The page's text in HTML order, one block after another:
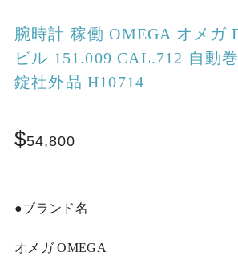
腕時計 稼働 OMEGA オメガ
ビル 151.009 CAL.712 自動
錠社外品 H10714
54,800
●ブランド名
オメガ OMEGA